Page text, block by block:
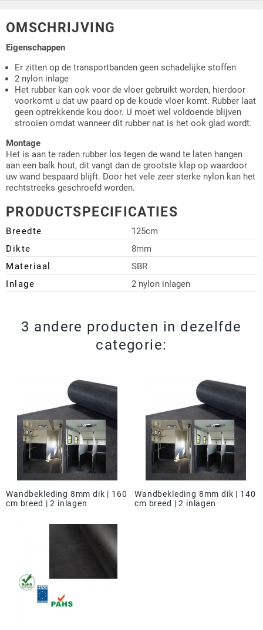
OMSCHRIJVING
Eigenschappen
Er zitten op de transportbanden geen schadelijke stoffen
2 nylon inlage
Het rubber kan ook voor de vloer gebruikt worden, hierdoor
voorkomt u dat uw paard op de koude vloer komt. Rubber laat
geen optrekkende kou door. U moet wel voldoende blijven
strooien omdat wanneer dit rubber nat is het ook glad wordt.
Montage
Het is aan te raden rubber los tegen de wand te laten hangen
aan een balk hout, dit vangt dan de grootste klap op waardoor
uw wand bespaard blijft. Door het vele zeer sterke nylon kan het
rechtstreeks geschroefd worden.
PRODUCTSPECIFICATIES
Breedte
125cm
Dikte
8mm
Materiaal
SBR
Inlage
2 nylon inlagen
3 andere producten in dezelfde
categorie:
Wandbekleding 8mm dik | 160
cm breed | 2 inlagen
Wandbekleding 8mm dik | 140
cm breed | 2 inlagen